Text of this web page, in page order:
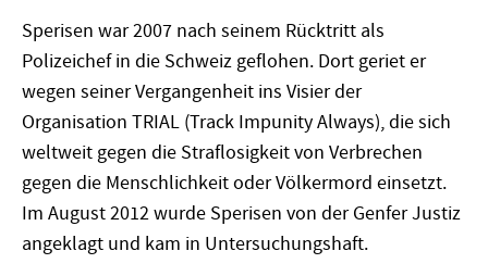
Sperisen war 2007 nach seinem Rücktritt als
Polizeichef in die Schweiz geflohen. Dort geriet er
wegen seiner Vergangenheit ins Visier der
Organisation TRIAL (Track Impunity Always), die sich
weltweit gegen die Straflosigkeit von Verbrechen
gegen die Menschlichkeit oder Völkermord einsetzt.
Im August 2012 wurde Sperisen von der Genfer Justiz
angeklagt und kam in Untersuchungshaft.